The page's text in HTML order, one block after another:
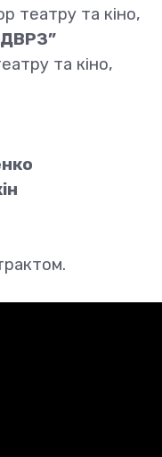
театру та кіно,
ДВРЗ”
та кіно,